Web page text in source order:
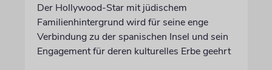
Der Hollywood-Star mit jüdischem
Familienhintergrund wird für seine enge
Verbindung zu der spanischen Insel und sein
Engagement für deren kulturelles Erbe geehrt